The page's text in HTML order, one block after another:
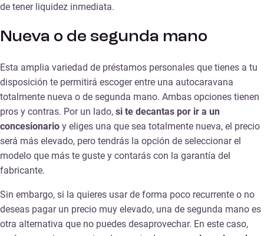
de tener liquidez inmediata.
Nueva o de segunda mano
Esta amplia variedad de préstamos personales que tienes a tu
disposición te permitirá escoger entre una autocaravana
totalmente nueva o de segunda mano. Ambas opciones tienen
pros y contras. Por un lado, si te decantas por ir a un
concesionario y eliges una que sea totalmente nueva, el precio
será más elevado, pero tendrás la opción de seleccionar el
modelo que más te guste y contarás con la garantía del
fabricante.
Sin embargo, si la quieres usar de forma poco recurrente o no
deseas pagar un precio muy elevado, una de segunda mano es
otra alternativa que no puedes desaprovechar. En este caso,